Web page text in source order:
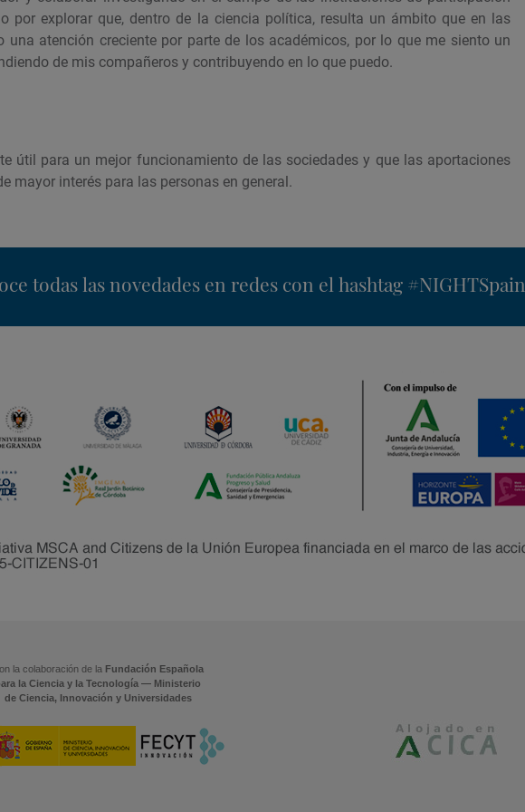
por explorar que, dentro de la ciencia política, resulta un ámbito que en las
una atención creciente por parte de los académicos, por lo que me siento un
de mis compañeros y contribuyendo en lo que puedo.
útil para un mejor funcionamiento de las sociedades y que las aportaciones
mayor interés para las personas en general.
todas las novedades en redes con el hashtag #NIGHTSpain
la colaboración de la Fundación Española
la Ciencia y la Tecnología — Ministerio
de Ciencia, Innovación y Universidades